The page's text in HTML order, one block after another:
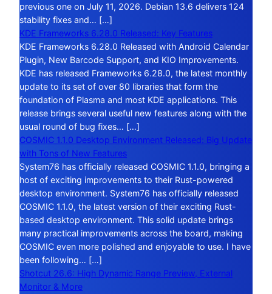
previous one on July 11, 2026. Debian 13.6 delivers 124
stability fixes and… […]
KDE Frameworks 6.28.0 Released: Key Features
KDE Frameworks 6.28.0 Released with Android Calendar
Plugin, New Barcode Support, and KIO Improvements.
KDE has released Frameworks 6.28.0, the latest monthly
update to its set of over 80 libraries that form the
foundation of Plasma and most KDE applications. This
release brings several useful new features along with the
usual round of bug fixes… […]
COSMIC 1.1.0 Desktop Environment Released: Big Update
with Tons of New Features
System76 has officially released COSMIC 1.1.0, bringing a
host of exciting improvements to their Rust-powered
desktop environment. System76 has officially released
COSMIC 1.1.0, the latest version of their exciting Rust-
based desktop environment. This solid update brings
many practical improvements across the board, making
COSMIC even more polished and enjoyable to use. I have
been following… […]
Shotcut 26.6: High Dynamic Range Preview, External
Monitor & More